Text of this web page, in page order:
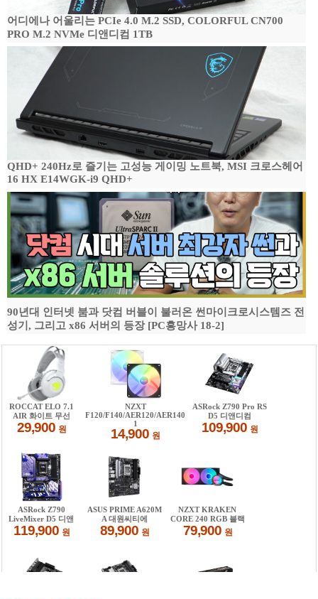
어디에나 어울리는 PCIe 4.0 M.2 SSD, COLORFUL CN700
PRO M.2 NVMe 디앤디컴 1TB
QHD+ 240Hz로 즐기는 고성능 게이밍 노트북, MSI 크로스헤어
16 HX E14WGK-i9 QHD+
90년대 인터넷 붐과 닷컴 버블이 불러온 썬마이크로시스템즈 전
성기, 그리고 x86 서버의 등장 [PC흥망사 18-2]